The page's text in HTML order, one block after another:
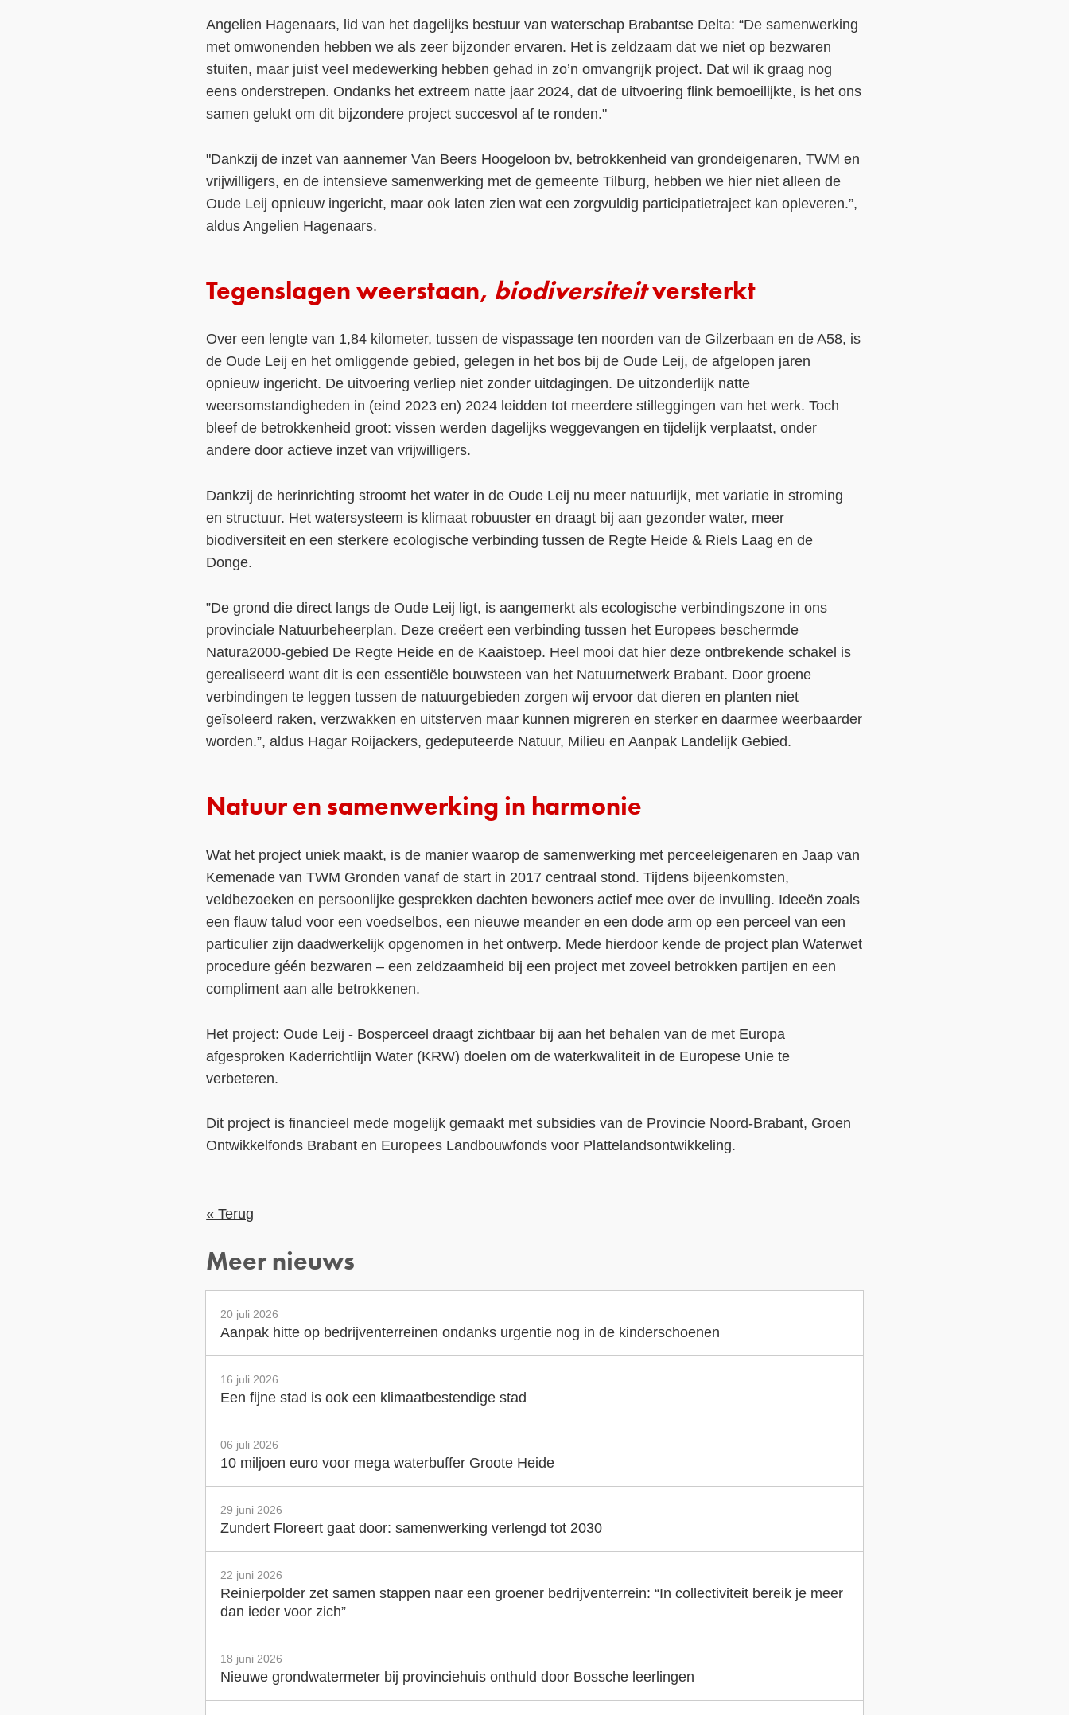
Angelien Hagenaars, lid van het dagelijks bestuur van waterschap Brabantse Delta: “De samenwerking
met omwonenden hebben we als zeer bijzonder ervaren. Het is zeldzaam dat we niet op bezwaren
stuiten, maar juist veel medewerking hebben gehad in zo’n omvangrijk project. Dat wil ik graag nog
eens onderstrepen. Ondanks het extreem natte jaar 2024, dat de uitvoering flink bemoeilijkte, is het ons
samen gelukt om dit bijzondere project succesvol af te ronden."
"Dankzij de inzet van aannemer Van Beers Hoogeloon bv, betrokkenheid van grondeigenaren, TWM en
vrijwilligers, en de intensieve samenwerking met de gemeente Tilburg, hebben we hier niet alleen de
Oude Leij opnieuw ingericht, maar ook laten zien wat een zorgvuldig participatietraject kan opleveren.”,
aldus Angelien Hagenaars.
Tegenslagen weerstaan, biodiversiteitversterkt
Over een lengte van 1,84 kilometer, tussen de vispassage ten noorden van de Gilzerbaan en de A58, is
de Oude Leij en het omliggende gebied, gelegen in het bos bij de Oude Leij, de afgelopen jaren
opnieuw ingericht. De uitvoering verliep niet zonder uitdagingen. De uitzonderlijk natte
weersomstandigheden in (eind 2023 en) 2024 leidden tot meerdere stilleggingen van het werk. Toch
bleef de betrokkenheid groot: vissen werden dagelijks weggevangen en tijdelijk verplaatst, onder
andere door actieve inzet van vrijwilligers.
Dankzij de herinrichting stroomt het water in de Oude Leij nu meer natuurlijk, met variatie in stroming
en structuur. Het watersysteem is klimaat robuuster en draagt bij aan gezonder water, meer
biodiversiteit en een sterkere ecologische verbinding tussen de Regte Heide & Riels Laag en de
Donge.
”De grond die direct langs de Oude Leij ligt, is aangemerkt als ecologische verbindingszone in ons
provinciale Natuurbeheerplan. Deze creëert een verbinding tussen het Europees beschermde
Natura2000-gebied De Regte Heide en de Kaaistoep. Heel mooi dat hier deze ontbrekende schakel is
gerealiseerd want dit is een essentiële bouwsteen van het Natuurnetwerk Brabant. Door groene
verbindingen te leggen tussen de natuurgebieden zorgen wij ervoor dat dieren en planten niet
geïsoleerd raken, verzwakken en uitsterven maar kunnen migreren en sterker en daarmee weerbaarder
worden.”, aldus Hagar Roijackers, gedeputeerde Natuur, Milieu en Aanpak Landelijk Gebied.
Natuur en samenwerking in harmonie
Wat het project uniek maakt, is de manier waarop de samenwerking met perceeleigenaren en Jaap van
Kemenade van TWM Gronden vanaf de start in 2017 centraal stond. Tijdens bijeenkomsten,
veldbezoeken en persoonlijke gesprekken dachten bewoners actief mee over de invulling. Ideeën zoals
een flauw talud voor een voedselbos, een nieuwe meander en een dode arm op een perceel van een
particulier zijn daadwerkelijk opgenomen in het ontwerp. Mede hierdoor kende de project plan Waterwet
procedure géén bezwaren – een zeldzaamheid bij een project met zoveel betrokken partijen en een
compliment aan alle betrokkenen.
Het project: Oude Leij - Bosperceel draagt zichtbaar bij aan het behalen van de met Europa
afgesproken Kaderrichtlijn Water (KRW) doelen om de waterkwaliteit in de Europese Unie te
verbeteren.
Dit project is financieel mede mogelijk gemaakt met subsidies van de Provincie Noord-Brabant, Groen
Ontwikkelfonds Brabant en Europees Landbouwfonds voor Plattelandsontwikkeling.
« Terug
Meer nieuws
20 juli 2026
Aanpak hitte op bedrijventerreinen ondanks urgentie nog in de kinderschoenen
16 juli 2026
Een fijne stad is ook een klimaatbestendige stad
06 juli 2026
10 miljoen euro voor mega waterbuffer Groote Heide
29 juni 2026
Zundert Floreert gaat door: samenwerking verlengd tot 2030
22 juni 2026
Reinierpolder zet samen stappen naar een groener bedrijventerrein: “In collectiviteit bereik je meer
dan ieder voor zich”
18 juni 2026
Nieuwe grondwatermeter bij provinciehuis onthuld door Bossche leerlingen